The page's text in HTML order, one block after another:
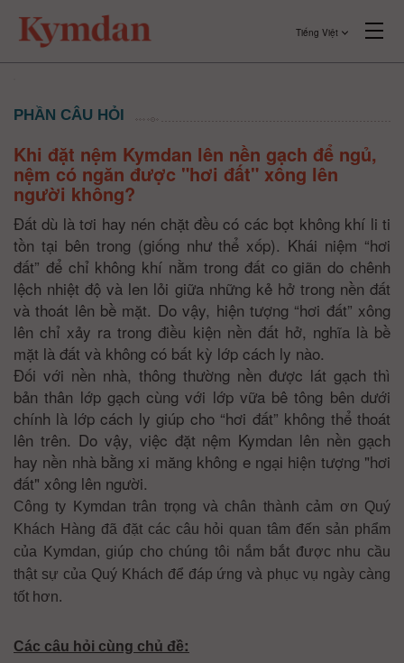
Tiếng Việt
PHẦN CÂU HỎI
Khi đặt nệm Kymdan lên nền gạch để ngủ,
nệm có ngăn được "hơi đất" xông lên
người không?
Đất dù là tơi hay nén chặt đều có các bọt không khí li ti
tồn tại bên trong (giống như thể xốp). Khái niệm “hơi
đất” để chỉ không khí nằm trong đất co giãn do chênh
lệch nhiệt độ và len lỏi giữa những kẻ hở trong nền đất
và thoát lên bề mặt. Do vậy, hiện tượng “hơi đất” xông
lên chỉ xảy ra trong điều kiện nền đất hở, nghĩa là bề
mặt là đất và không có bất kỳ lớp cách ly nào.
Đối với nền nhà, thông thường nền được lát gạch thì
bản thân lớp gạch cùng với lớp vữa bê tông bên dưới
chính là lớp cách ly giúp cho “hơi đất” không thể thoát
lên trên. Do vậy, việc đặt nệm Kymdan lên nền gạch
hay nền nhà bằng xi măng không e ngại hiện tượng "hơi
đất" xông lên người.
Công ty Kymdan trân trọng và chân thành cảm ơn Quý
Khách Hàng đã đặt các câu hỏi quan tâm đến sản phẩm
của Kymdan, giúp cho chúng tôi nắm bắt được nhu cầu
thật sự của Quý Khách để đáp ứng và phục vụ ngày càng
tốt hơn.
Các câu hỏi cùng chủ đề: